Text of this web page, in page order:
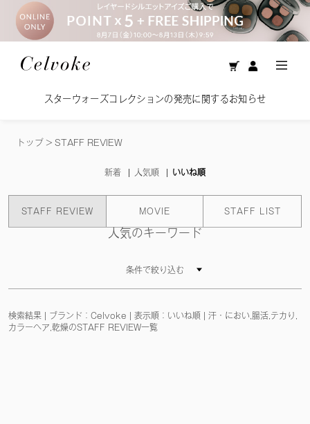
スターウォーズコレクションの発売に関するお知らせ
トップ > STAFF REVIEW
新着 人気順 いいね順
STAFF REVIEW MOVIE STAFF LIST
人気のキーワード
条件で絞り込む
検索結果 | ブランド：Celvoke | 表示順：いいね順 | 汗・におい,腸活,テカり,
カラーヘア,乾燥のSTAFF REVIEW一覧